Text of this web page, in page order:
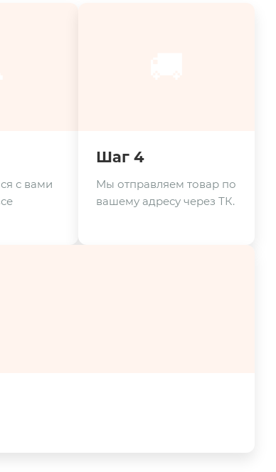
с вами
Шаг 4
Мы отправляем товар по
вашему адресу через ТК.